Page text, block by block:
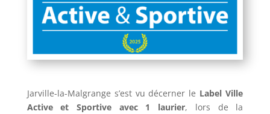
Jarville-la-Malgrange s’est vu décerner le Label Ville
Active et Sportive avec 1 laurier, lors de la